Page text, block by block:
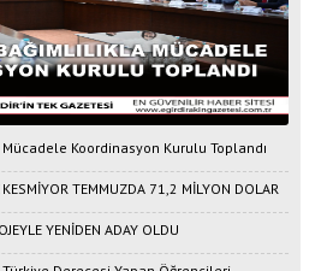
Mücadele Koordinasyon Kurulu Toplandı
KESMİYOR TEMMUZDA 71,2 MİLYON DOLAR
YENİDEN ADAY OLDU